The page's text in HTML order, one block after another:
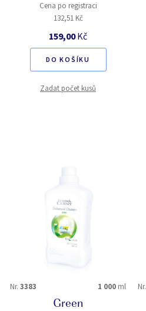
Cena po registraci
132,51 Kč
159,00Kč
DO KOŠÍKU
Zadat počet kusů
Nr. 3383 1 000 ml
Green
Nr.